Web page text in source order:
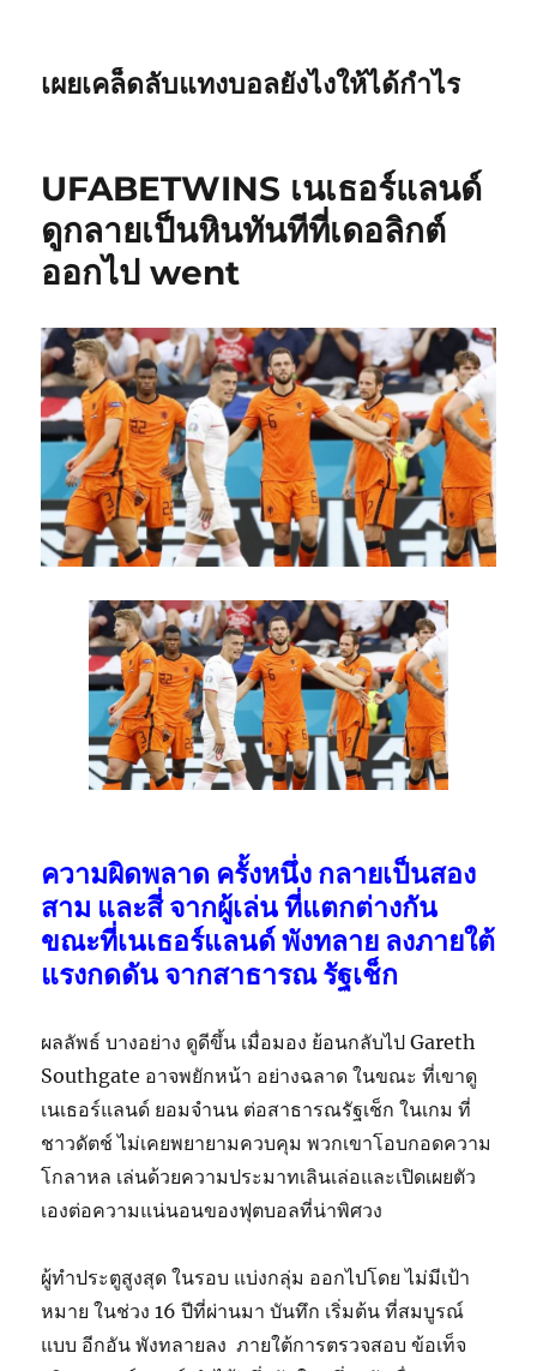
เผยเคล็ดลับแทงบอลยังไงให้ได้กำไร
UFABETWINS เนเธอร์แลนด์
ดูกลายเป็นหินทันทีที่เดอลิกต์
ออกไป went
ความผิดพลาด ครั้งหนึ่ง กลายเป็นสอง
สาม และสี่ จากผู้เล่น ที่แตกต่างกัน
ขณะที่เนเธอร์แลนด์ พังทลาย ลงภายใต้
แรงกดดัน จากสาธารณ รัฐเช็ก
ผลลัพธ์ บางอย่าง ดูดีขึ้น เมื่อมอง ย้อนกลับไป Gareth
Southgate อาจพยักหน้า อย่างฉลาด ในขณะ ที่เขาดู
เนเธอร์แลนด์ ยอมจำนน ต่อสาธารณรัฐเช็ก ในเกม ที่
ชาวดัตช์ ไม่เคยพยายามควบคุม พวกเขาโอบกอดความ
โกลาหล เล่นด้วยความประมาทเลินเล่อและเปิดเผยตัว
เองต่อความแน่นอนของฟุตบอลที่น่าพิศวง
ผู้ทำประตูสูงสุด ในรอบ แบ่งกลุ่ม ออกไปโดย ไม่มีเป้า
หมาย ในช่วง 16 ปีที่ผ่านมาบันทึก เริ่มต้น ที่สมบูรณ์
แบบ อีกอัน พังทลายลง ภายใต้การตรวจสอบ ข้อเท็จ